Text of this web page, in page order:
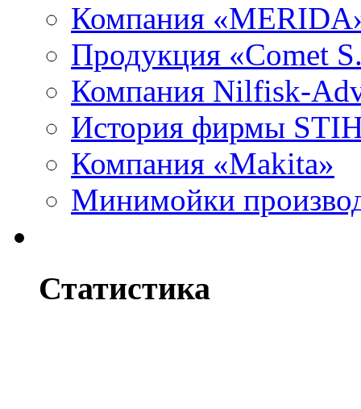
Компания
Продукция «Comet
Компания Nilfisk-
История фирмы
Компания «Makita»
Минимойки
Статистика